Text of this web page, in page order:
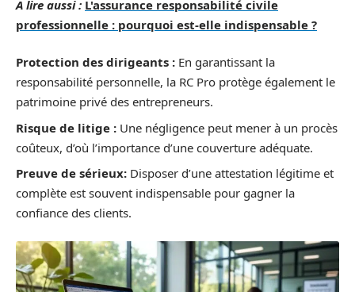
A lire aussi : L'assurance responsabilité civile
professionnelle : pourquoi est-elle indispensable ?
Protection des dirigeants : En garantissant la
responsabilité personnelle, la RC Pro protège également le
patrimoine privé des entrepreneurs.
Risque de litige : Une négligence peut mener à un procès
coûteux, d’où l’importance d’une couverture adéquate.
Preuve de sérieux: Disposer d’une attestation légitime et
complète est souvent indispensable pour gagner la
confiance des clients.